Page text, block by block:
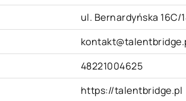
ul. Bernardyńska 16C/
48221004625
https://talentbridge.pl